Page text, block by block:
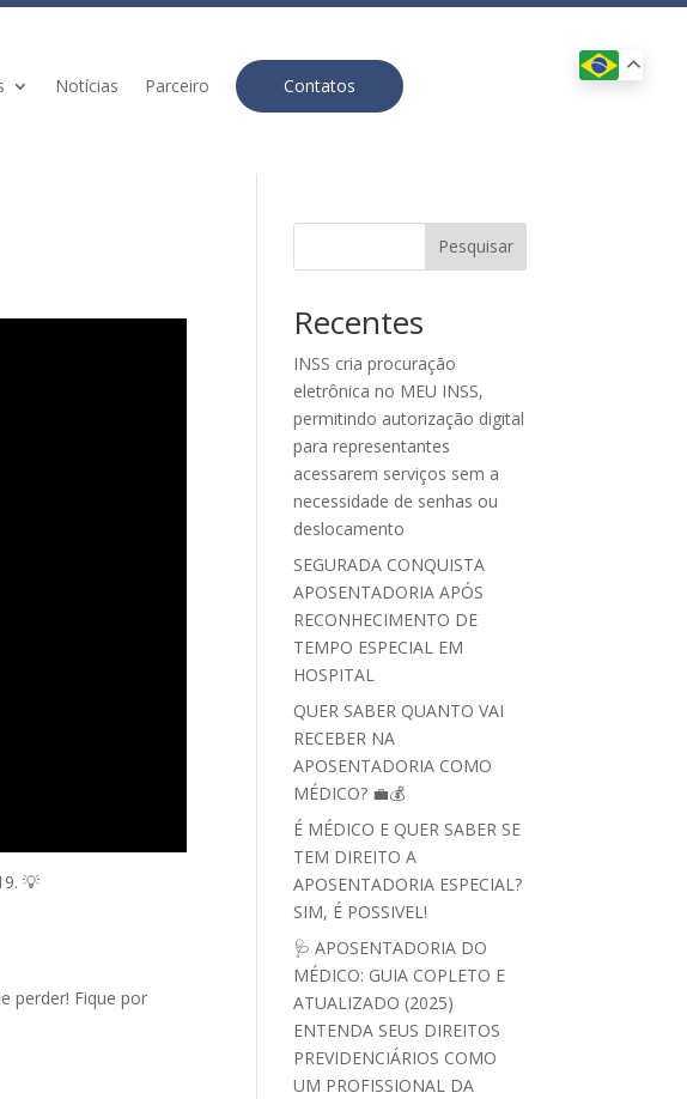
Notícias Parceiro Contatos
💡
perder! Fique por
Pesquisar
Recentes
INSS cria procuração
eletrônica no MEU INSS,
permitindo autorização digital
para representantes
acessarem serviços sem a
necessidade de senhas ou
deslocamento
SEGURADA CONQUISTA
APOSENTADORIA APÓS
RECONHECIMENTO DE
TEMPO ESPECIAL EM
HOSPITAL
QUER SABER QUANTO VAI
RECEBER NA
APOSENTADORIA COMO
MÉDICO? 💼💰
É MÉDICO E QUER SABER SE
TEM DIREITO A
APOSENTADORIA ESPECIAL?
SIM, É POSSIVEL!
🩺 APOSENTADORIA DO
MÉDICO: GUIA COPLETO E
ATUALIZADO (2025)
ENTENDA SEUS DIREITOS
PREVIDENCIÁRIOS COMO
UM PROFISSIONAL DA